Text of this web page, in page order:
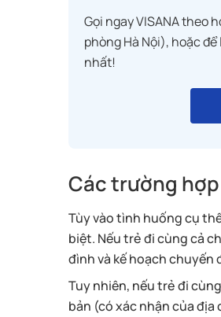
Gọi ngay VISANA theo
phòng Hà Nội), hoặc
nhất!
Các trường
Tùy vào tình huống cụ
biệt. Nếu trẻ đi cùng cả
đình và kế hoạch chuyến
Tuy nhiên, nếu trẻ đi
bản (có xác nhận của